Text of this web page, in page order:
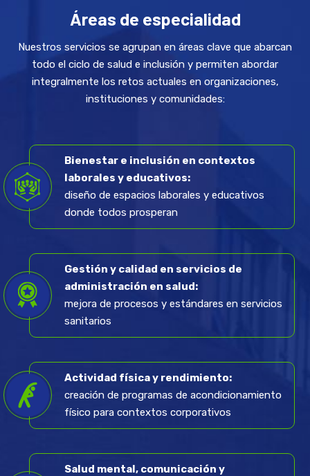
Áreas de especialidad
Nuestros servicios se agrupan en áreas clave que abarcan
todo el ciclo de salud e inclusión y permiten abordar
integralmente los retos actuales en organizaciones,
instituciones y comunidades:
Bienestar e inclusión en contextos
laborales y educativos:
diseño de espacios laborales y educativos
donde todos prosperan
Gestión y calidad en servicios de
administración en salud:
mejora de procesos y estándares en servicios
sanitarios
Actividad física y rendimiento:
creación de programas de acondicionamiento
físico para contextos corporativos
Salud mental, comunicación y